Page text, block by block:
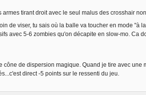
tirant droit avec le seul malus des crosshair
de viser, tu sais où la balle va toucher en mode "à
avec 5-6 zombies qu'on décapite en slow-mo. Ca
cône de dispersion magique. Quand je tire avec
direct -5 points sur le ressenti du jeu.